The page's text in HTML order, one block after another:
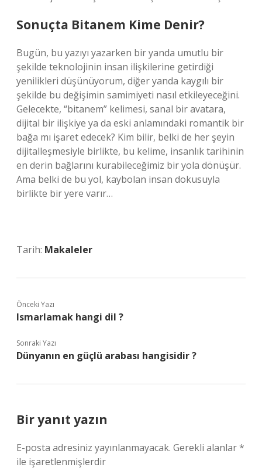
Sonuçta Bitanem Kime Denir?
Bugün, bu yazıyı yazarken bir yanda umutlu bir
şekilde teknolojinin insan ilişkilerine getirdiği
yenilikleri düşünüyorum, diğer yanda kaygılı bir
şekilde bu değişimin samimiyeti nasıl etkileyeceğini.
Gelecekte, “bitanem” kelimesi, sanal bir avatara,
dijital bir ilişkiye ya da eski anlamındaki romantik bir
bağa mı işaret edecek? Kim bilir, belki de her şeyin
dijitalleşmesiyle birlikte, bu kelime, insanlık tarihinin
en derin bağlarını kurabileceğimiz bir yola dönüşür.
Ama belki de bu yol, kaybolan insan dokusuyla
birlikte bir yere varır…
Tarih: Makaleler
Önceki Yazı
Ismarlamak hangi dil ?
Sonraki Yazı
Dünyanın en güçlü arabası hangisidir ?
Bir yanıt yazın
E-posta adresiniz yayınlanmayacak. Gerekli alanlar*
ile işaretlenmişlerdir